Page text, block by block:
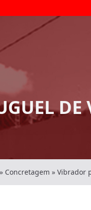
DE
» Concretagem » Vibrador